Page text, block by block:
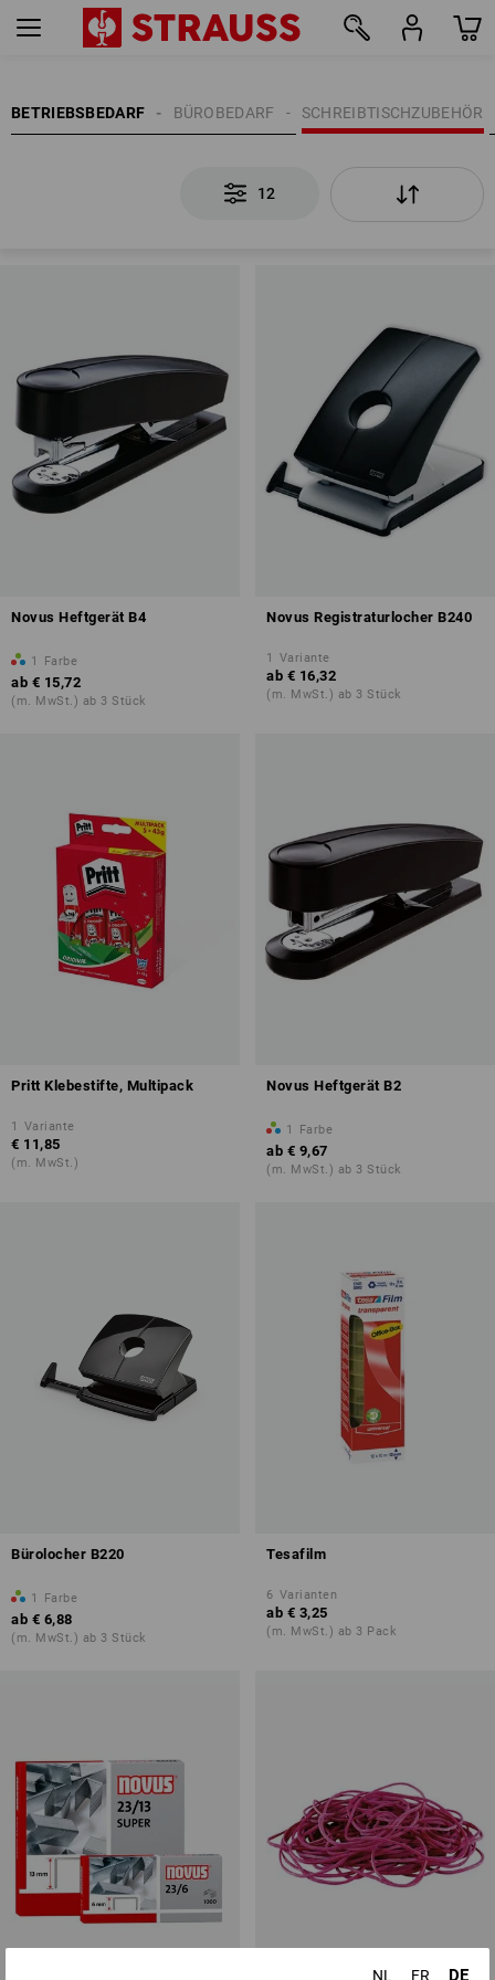
BETRIEBSBEDARF SCHREIBTISCHZUBEHÖR
BÜROBEDARF
12
12
Novus Heftgerät B4
1 Farbe
ab € 15,72
(m. MwSt.) ab 3 Stück
Novus Registraturlocher B240
1 Variante
ab € 16,32
(m. MwSt.) ab 3 Stück
Pritt Klebestifte, Multipack
1 Variante
€ 11,85
(m. MwSt.)
Novus Heftgerät B2
1 Farbe
ab € 9,67
(m. MwSt.) ab 3 Stück
Bürolocher B220
1 Farbe
ab € 6,88
(m. MwSt.) ab 3 Stück
Tesafilm
6 Varianten
ab € 3,25
(m. MwSt.) ab 3 Pack
NL FR DE